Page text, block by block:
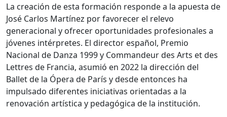
La creación de esta formación responde a la apuesta de
José Carlos Martínez por favorecer el relevo
generacional y ofrecer oportunidades profesionales a
jóvenes intérpretes. El director español, Premio
Nacional de Danza 1999 y Commandeur des Arts et des
Lettres de Francia, asumió en 2022 la dirección del
Ballet de la Ópera de París y desde entonces ha
impulsado diferentes iniciativas orientadas a la
renovación artística y pedagógica de la institución.